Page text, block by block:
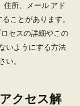
住所、メール アド
ことがあります。
セスの詳細やこの
いようにする方法
い。
クセス解